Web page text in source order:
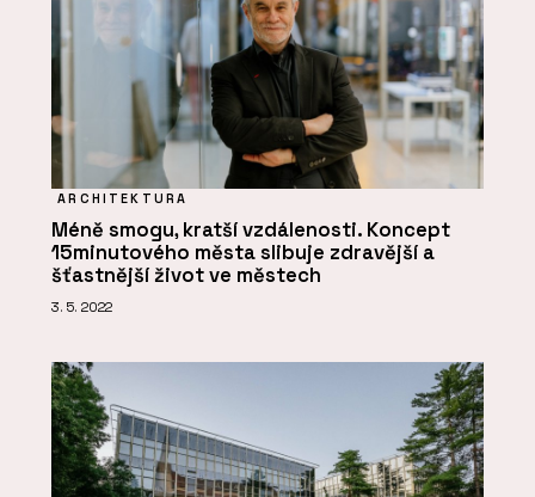
ARCHITEKTURA
Méně smogu, kratší vzdálenosti. Koncept
15minutového města slibuje zdravější a
šťastnější život ve městech
3. 5. 2022